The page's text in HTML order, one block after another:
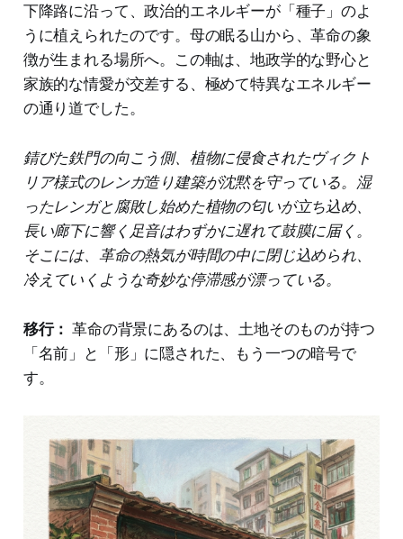
下降路に沿って、政治的エネルギーが「種子」のよ
うに植えられたのです。母の眠る山から、革命の象
徴が生まれる場所へ。この軸は、地政学的な野心と
家族的な情愛が交差する、極めて特異なエネルギー
の通り道でした。
錆びた鉄門の向こう側、植物に侵食されたヴィクト
リア様式のレンガ造り建築が沈黙を守っている。湿
ったレンガと腐敗し始めた植物の匂いが立ち込め、
長い廊下に響く足音はわずかに遅れて鼓膜に届く。
そこには、革命の熱気が時間の中に閉じ込められ、
冷えていくような奇妙な停滞感が漂っている。
移行： 革命の背景にあるのは、土地そのものが持つ
「名前」と「形」に隠された、もう一つの暗号で
す。